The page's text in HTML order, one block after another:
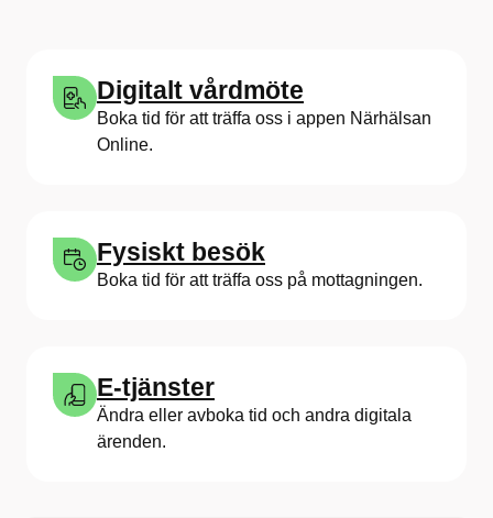
Digitalt vårdmöte
Boka tid för att träffa oss i appen Närhälsan
Online.
Fysiskt besök
Boka tid för att träffa oss på mottagningen.
E-tjänster
Ändra eller avboka tid och andra digitala
ärenden.